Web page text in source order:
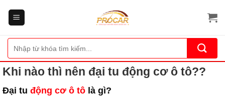
kiếm:
Khi nào thì nên đại tu động cơ ô tô??
Đại tu động cơ ô tô là gì?